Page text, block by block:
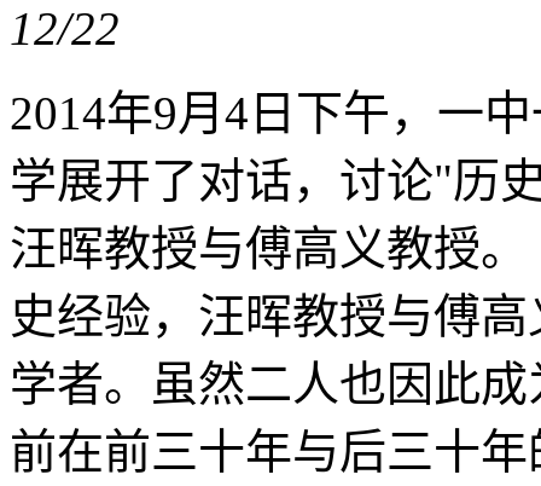
12/22
2014年9月4日下午，一
学展开了对话，讨论"历
汪晖教授与傅高义教授
史经验，汪晖教授与傅
学者。虽然二人也因此
前在前三十年与后三十